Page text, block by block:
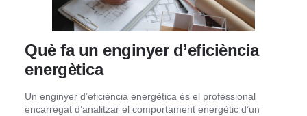
Què fa un enginyer d’eficiència
energètica
Un enginyer d’eficiència energètica és el professional
encarregat d’analitzar el comportament energètic d’un